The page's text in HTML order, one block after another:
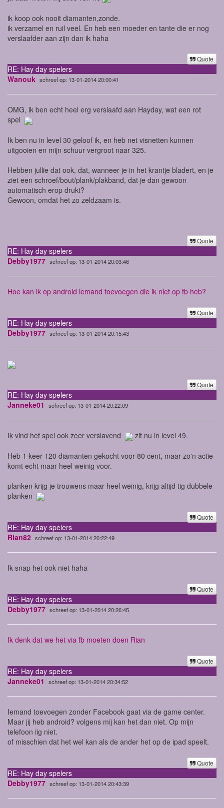
ik koop ook nooit diamanten,zonde.
ik verzamel en ruil veel. En heb een moeder en tante die er nog
verslaafder aan zijn dan ik haha
Quote
RE: Hay day spelers
Wanouk schreef op: 13-01-2014 20:00:41
OMG, ik ben echt heel erg verslaafd aan Hayday, wat een rot
spel
Ik ben nu in level 30 geloof ik, en heb net visnetten kunnen
uitgooien en mijn schuur vergroot naar 325.
Hebben jullie dat ook, dat, wanneer je in het krantje bladert, en je
ziet een schroef/bout/plank/plakband, dat je dan gewoon
automatisch erop drukt?
Gewoon, omdat het zo zeldzaam is.
Quote
RE: Hay day spelers
Debby1977 schreef op: 13-01-2014 20:03:46
Hoe kan ik op android iemand toevoegen die ik niet op fb heb?
Quote
RE: Hay day spelers
Debby1977 schreef op: 13-01-2014 20:15:43
Quote
RE: Hay day spelers
Janneke01
schreef op: 13-01-2014 20:22:09
Ik vind het spel ook zeer verslavend zit nu in level 49.
Heb 1 keer 120 diamanten gekocht voor 80 cent, maar zo'n actie
komt echt maar heel weinig voor.
planken krijg je trouwens maar heel weinig, krijg altijd tig dubbele
planken
Quote
RE: Hay day spelers
Rian82 schreef op: 13-01-2014 20:22:49
Ik snap het ook niet haha
Quote
RE: Hay day spelers
Debby1977 schreef op: 13-01-2014 20:26:45
Ik denk dat we het via fb moeten doen Rian
Quote
RE: Hay day spelers
Janneke01
schreef op: 13-01-2014 20:34:52
Iemand toevoegen zonder Facebook gaat via de game center.
Maar jij heb android? volgens mij kan het dan niet. Op mijn
telefoon iig niet.
of misschien dat het wel kan als de ander het op de ipad speelt.
Quote
RE: Hay day spelers
Debby1977 schreef op: 13-01-2014 20:43:39